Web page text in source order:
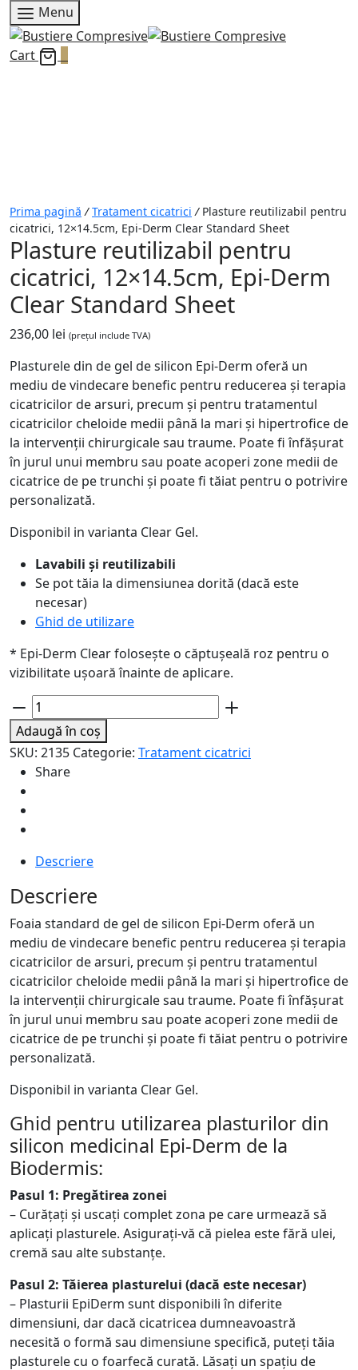
Menu
Cart
Prima pagină / Tratament cicatrici /Plasture reutilizabil pentru
cicatrici, 12×14.5cm, Epi-Derm Clear Standard Sheet
Plasture reutilizabil pentru
cicatrici, 12×14.5cm, Epi-Derm
Clear Standard Sheet
236,00 lei (prețul include TVA)
Plasturele din de gel de silicon Epi-Derm oferă un
mediu de vindecare benefic pentru reducerea și terapia
cicatricilor de arsuri, precum și pentru tratamentul
cicatricilor cheloide medii până la mari și hipertrofice de
la intervenții chirurgicale sau traume. Poate fi înfășurat
în jurul unui membru sau poate acoperi zone medii de
cicatrice de pe trunchi și poate fi tăiat pentru o potrivire
personalizată.
Disponibil in varianta Clear Gel.
Lavabili și reutilizabili
Se pot tăia la dimensiunea dorită (dacă este
necesar)
Ghid de utilizare
* Epi-Derm Clear folosește o căptușeală roz pentru o
vizibilitate ușoară înainte de aplicare.
Cantitate
Plasture
reutilizabil
pentru
cicatrici,
Clear
Sheet
Adaugă în coș
SKU: 2135 Categorie: Tratament cicatrici
Share
Descriere
Descriere
Foaia standard de gel de silicon Epi-Derm oferă un
mediu de vindecare benefic pentru reducerea și terapia
cicatricilor de arsuri, precum și pentru tratamentul
cicatricilor cheloide medii până la mari și hipertrofice de
la intervenții chirurgicale sau traume. Poate fi înfășurat
în jurul unui membru sau poate acoperi zone medii de
cicatrice de pe trunchi și poate fi tăiat pentru o potrivire
personalizată.
Disponibil in varianta Clear Gel.
Ghid pentru utilizarea plasturilor din
silicon medicinal Epi-Derm de la
Biodermis:
Pasul 1: Pregătirea zonei
– Curățați și uscați complet zona pe care urmează să
aplicați plasturele. Asigurați-vă că pielea este fără ulei,
cremă sau alte substanțe.
Pasul 2: Tăierea plasturelui (dacă este necesar)
– Plasturii EpiDerm sunt disponibili în diferite
dimensiuni, dar dacă cicatricea dumneavoastră
necesită o formă sau dimensiune specifică, puteți tăia
plasturele cu o foarfecă curată. Lăsați un spațiu de